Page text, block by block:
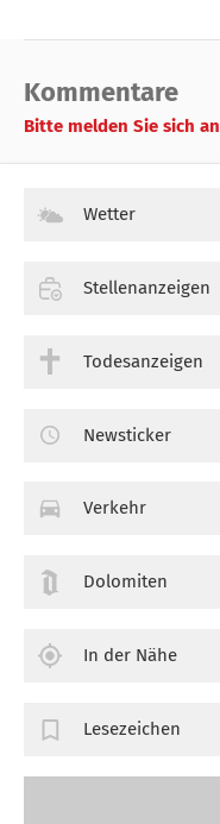
Kommentare
Bitte melden Sie sich an
Wetter
Stellenanzeigen
Todesanzeigen
Newsticker
Verkehr
Dolomiten
In der Nähe
Lesezeichen